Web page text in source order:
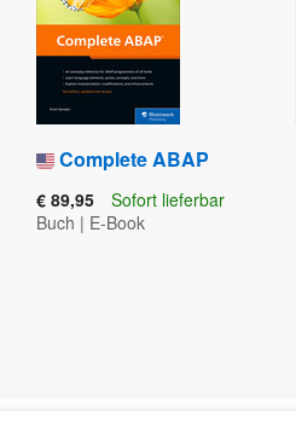
Complete ABAP
€ 89,95
Sofort lieferbar
Buch | E-Book